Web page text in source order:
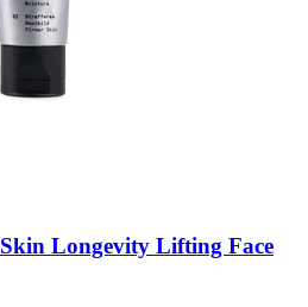
Skin Longevity Lifting Face